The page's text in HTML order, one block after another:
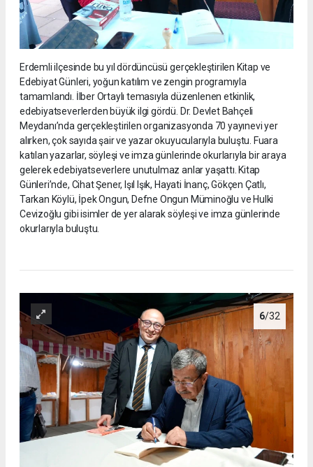
Erdemli ilçesinde bu yıl dördüncüsü gerçekleştirilen Kitap ve
Edebiyat Günleri, yoğun katılım ve zengin programıyla
tamamlandı. İlber Ortaylı temasıyla düzenlenen etkinlik,
edebiyatseverlerden büyük ilgi gördü. Dr. Devlet Bahçeli
Meydanı’nda gerçekleştirilen organizasyonda 70 yayınevi yer
alırken, çok sayıda şair ve yazar okuyucularıyla buluştu. Fuara
katılan yazarlar, söyleşi ve imza günlerinde okurlarıyla bir araya
gelerek edebiyatseverlere unutulmaz anlar yaşattı. Kitap
Günleri’nde, Cihat Şener, Işıl Işık, Hayati İnanç, Gökçen Çatlı,
Tarkan Köylü, İpek Ongun, Defne Ongun Müminoğlu ve Hulki
Cevizoğlu gibi isimler de yer alarak söyleşi ve imza günlerinde
okurlarıyla buluştu.
6/32